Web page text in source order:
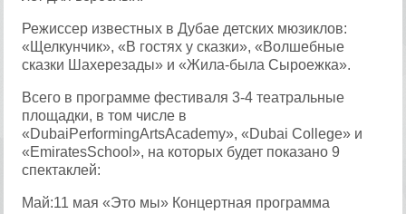
Режиссер известных в Дубае детских мюзиклов:
«Щелкунчик», «В гостях у сказки», «Волшебные
сказки Шахерезады» и «Жила-была Сыроежка».
Всего в программе фестиваля 3-4 театральные
площадки, в том числе в
«DubaiPerformingArtsAcademy», «Dubai College» и
«EmiratesSchool», на которых будет показано 9
спектаклей:
Май:11 мая «Это мы» Концертная программа